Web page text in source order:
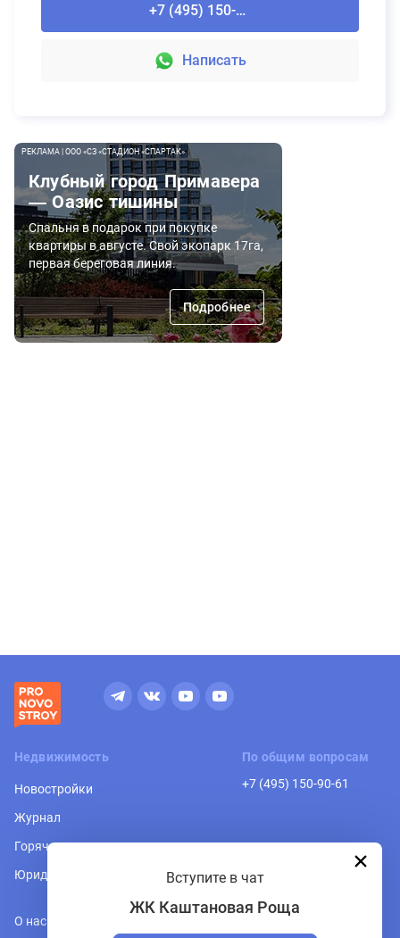
+7 (495) 150-90-61
Написать
РЕКЛАМА | ООО «СЗ «СТАДИОН «СПАРТАК»
Клубный город Примавера
— Оазис тишины
Спальня в подарок при покупке
квартиры в августе. Свой экопарк 17га,
первая береговая линия.
Подробнее
Недвижимость
Новостройки
Журнал
Горячая линия
Юридическая консультация
По общим вопросам
+7 (495) 150-90-61
О нас
Вступите в чат
ЖК Каштановая Роща